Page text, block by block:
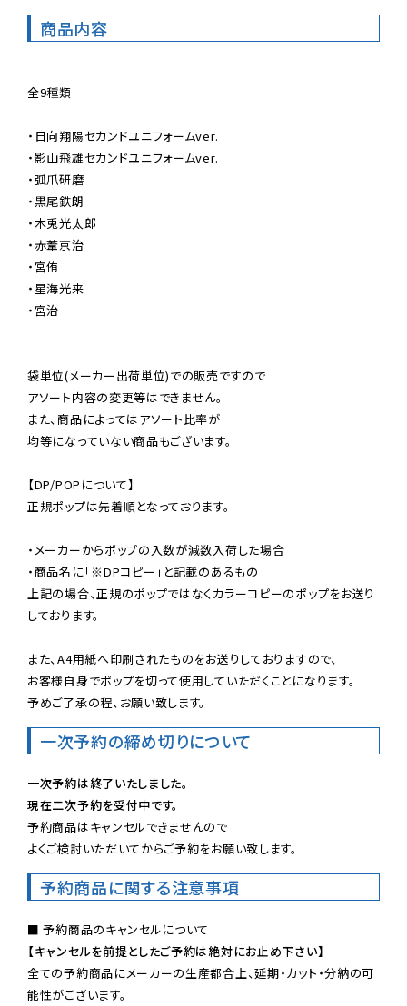
商品内容
全9種類
・日向翔陽セカンドユニフォームver.
・影山飛雄セカンドユニフォームver.
・弧爪研磨
・黒尾鉄朗
・木兎光太郎
・赤葦京治
・宮侑
・星海光来
・宮治
袋単位(メーカー出荷単位)での販売ですので
アソート内容の変更等はできません。
また、商品によってはアソート比率が
均等になっていない商品もございます。
【DP/POPについて】
正規ポップは先着順となっております。
・メーカーからポップの入数が減数入荷した場合
・商品名に「※DPコピー」と記載のあるもの
上記の場合、正規のポップではなくカラーコピーのポップをお送り
しております。
また、A4用紙へ印刷されたものをお送りしておりますので、
お客様自身でポップを切って使用していただくことになります。
予めご了承の程、お願い致します。
一次予約の締め切りについて
一次予約は終了いたしました。
現在二次予約を受付中です。
予約商品はキャンセルできませんので
よくご検討いただいてからご予約をお願い致します。
予約商品に関する注意事項
【キャンセルを前提としたご予約は絶対にお止め下さい】
全ての予約商品にメーカーの生産都合上、延期・カット・分納の可
能性がございます。